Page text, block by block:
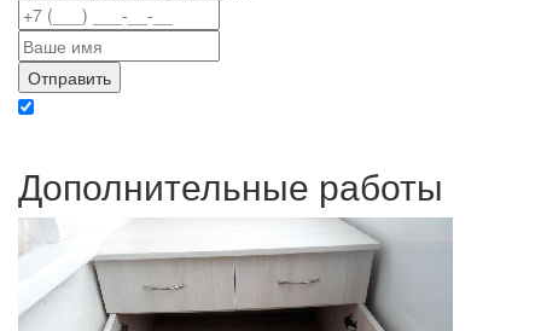
Дополнительные работы